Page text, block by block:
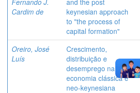
Fernando J.
Cardim de
and the post
keynesian approach
to "the process of
capital formation"
Oreiro, José
Luís
Crescimento,
distribuição e
desemprego na
economia clássica e
neo-keynesiana